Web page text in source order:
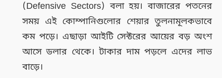
(Defensive Sectors) বলা হয়। বাজারের পতনের
সময় এই কোম্পানিগুলোর শেয়ার তুলনামূলকভাবে
কম পড়ে। এছাড়া আইটি সেক্টরের আয়ের বড় অংশ
আসে ডলার থেকে। টাকার দাম পড়লে এদের লাভ
বাড়ে।